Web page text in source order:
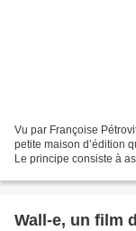
Vu par Françoise
petite maison d’édition
Le principe consiste à
Wall-e, un film